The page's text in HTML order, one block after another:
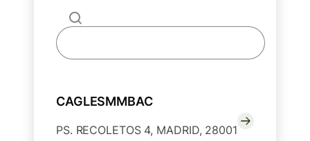
CAGLESMMBAC
PS. RECOLETOS 4, MADRID, 28001